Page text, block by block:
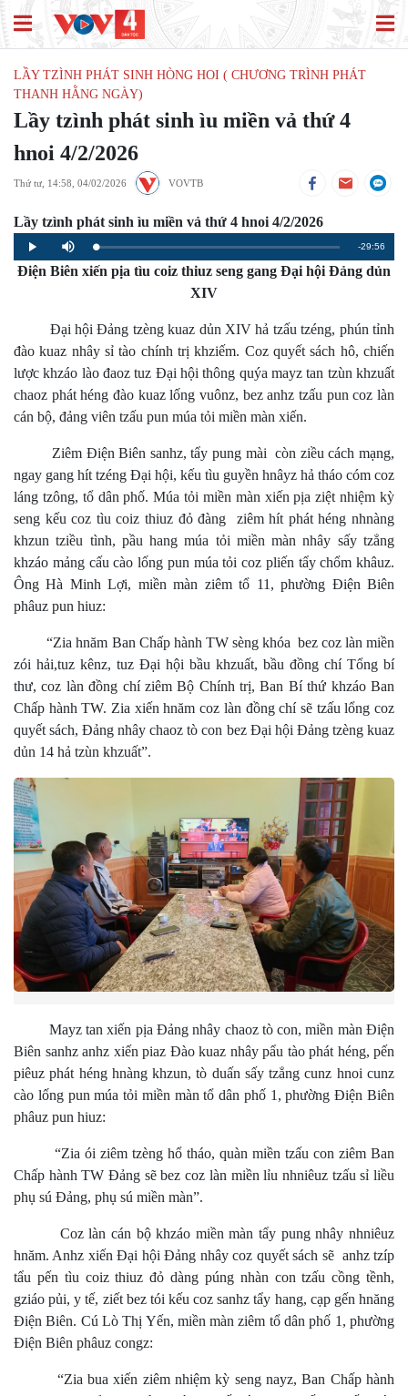
LẦY TZÌNH PHÁT SINH HÒNG HOI ( CHƯƠNG TRÌNH PHÁT
THANH HẰNG NGÀY)
Lầy tzình phát sinh ìu miền vả thứ 4
hnoi 4/2/2026
Thứ tư, 14:58, 04/02/2026 VOVTB
Lầy tzình phát sinh ìu miền vả thứ 4 hnoi 4/2/2026
Play Mute Loaded:
0%
Progress:
0%
Remaining
Time
-29:56
Điện Biên xiến pịa tìu coiz thiuz seng gang Đại hội Đảng dủn
XIV
Đại hội Đảng tzèng kuaz dủn XIV hả tzấu tzéng, phún tỉnh
đào kuaz nhây sỉ tào chính trị khziếm. Coz quyết sách hô, chiến
lược khzáo lào đaoz tuz Đại hội thông quýa mayz tan tzùn khzuất
chaoz phát héng đào kuaz lống vuônz, bez anhz tzấu pun coz làn
cán bộ, đảng viên tzấu pun múa tỏi miền màn xiến.
Ziêm Điện Biên sanhz, tẩy pung mài còn ziều cách mạng,
ngay gang hít tzéng Đại hội, kếu tìu guyền hnâyz hả tháo cóm coz
láng tzông, tổ dân phố. Múa tỏi miền màn xiến pịa ziệt nhiệm kỳ
seng kếu coz tìu coiz thiuz đỏ đàng ziêm hít phát héng nhnàng
khzun tziều tình, pầu hang múa tỏi miền màn nhây sấy tzẳng
khzáo mảng cấu cào lống pun múa tỏi coz pliến tẩy chổm khâuz.
Ông Hà Minh Lợi, miền màn ziêm tổ 11, phường Điện Biên
phâuz pun hiuz:
“Zia hnăm Ban Chấp hành TW sèng khóa bez coz làn miền
zói hải,tuz kênz, tuz Đại hội bầu khzuất, bầu đồng chí Tổng bí
thư, coz làn đồng chí ziêm Bộ Chính trị, Ban Bí thứ khzáo Ban
Chấp hành TW. Zia xiến hnăm coz làn đồng chí sẽ tzấu lổng coz
quyết sách, Đảng nhây chaoz tò con bez Đại hội Đảng tzèng kuaz
dủn 14 hả tzùn khzuất”.
Mayz tan xiến pịa Đảng nhây chaoz tò con, miền màn Điện
Biên sanhz anhz xiến piaz Đào kuaz nhây pẩu tào phát héng, pến
piêuz phát héng hnàng khzun, tò duấn sấy tzẳng cunz hnoi cunz
cào lống pun múa tỏi miền màn tổ dân phố 1, phường Điện Biên
phâuz pun hiuz:
“Zia ói ziêm tzèng hổ tháo, quàn miền tzấu con ziêm Ban
Chấp hành TW Đảng sẽ bez coz làn miền lỉu nhniêuz tzấu sỉ liều
phụ sú Đảng, phụ sú miền màn”.
Coz làn cán bộ khzáo miền màn tẩy pung nhây nhniêuz
hnăm. Anhz xiến Đại hội Đảng nhây coz quyết sách sẽ anhz tzíp
tẩu pến tìu coiz thiuz đỏ dàng púng nhàn con tzấu cồng tềnh,
gziáo pủi, y tế, ziết bez tói kếu coz sanhz tẩy hang, cạp gến hnăng
Điện Biên. Cú Lò Thị Yến, miền màn ziêm tổ dân phố 1, phường
Điện Biên phâuz congz:
“Zia bua xiến ziêm nhiệm kỳ seng nayz, Ban Chấp hành